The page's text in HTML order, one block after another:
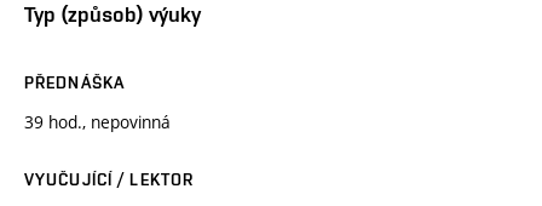
Typ (způsob) výuky
PŘEDNÁŠKA
39 hod., nepovinná
VYUČUJÍCÍ / LEKTOR